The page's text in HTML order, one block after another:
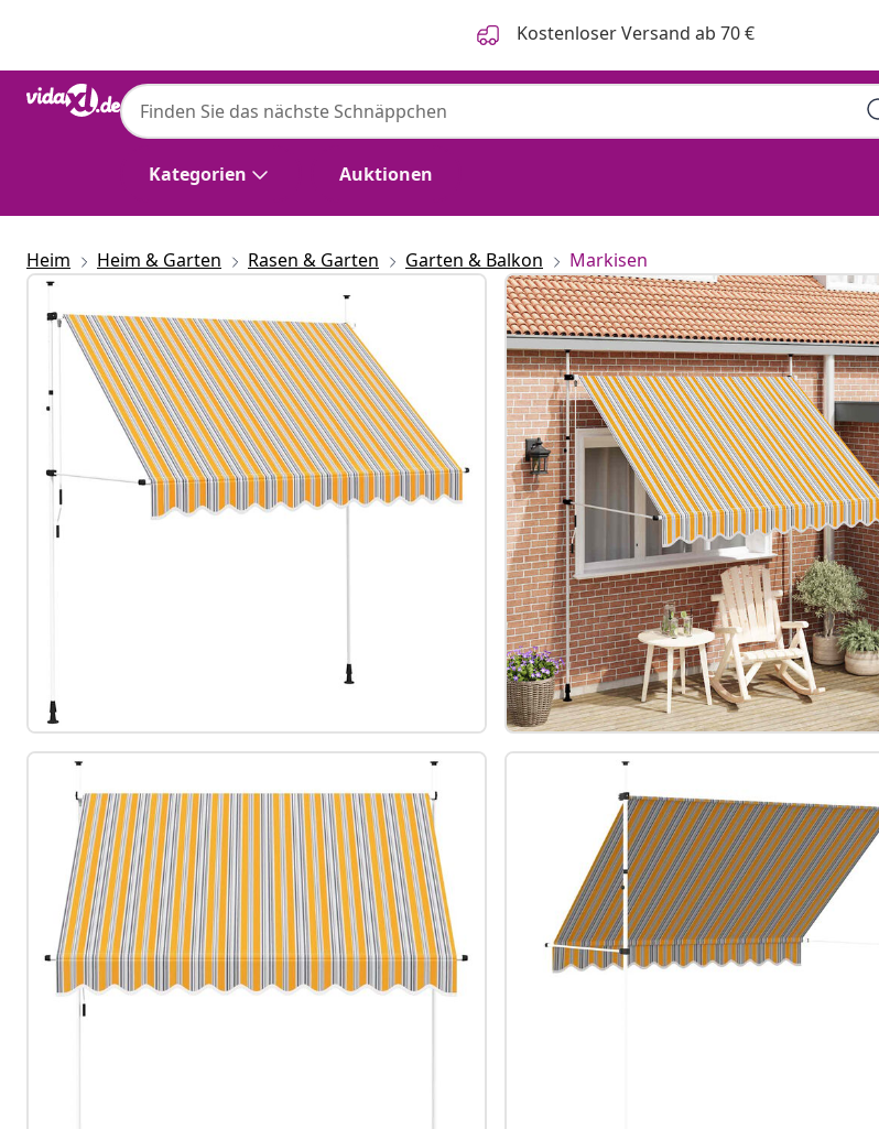
Kostenloser Versand ab 70 €
Kategorien Auktionen
Heim Heim & Garten Rasen & Garten Garten & Balkon Markisen